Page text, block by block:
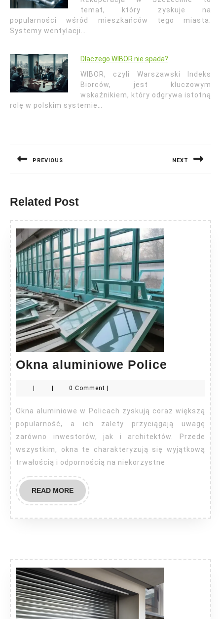
temat, który zyskuje na
popularności wśród mieszkańców tego miasta.
Systemy wentylacji…
Dlaczego WIBOR nie spada?
WIBOR, czyli Warszawski Indeks
Biorców, jest kluczowym
wskaźnikiem, który odgrywa istotną
rolę w polskim systemie…
PREVIOUS NEXT
Related Post
Okna aluminiowe Police
0 Comment
Okna aluminiowe w Policach zyskują coraz większą
popularność, a ich zalety przyciągają uwagę
zarówno inwestorów, jak i architektów. Przede
wszystkim, okna te charakteryzują się wyjątkową
trwałością i odpornością na niekorzystne
READ MOREREAD
MORE